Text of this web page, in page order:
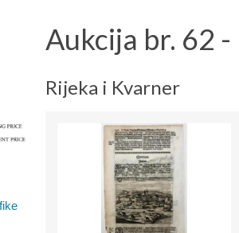
Aukcija br. 62
Rijeka i Kvarner